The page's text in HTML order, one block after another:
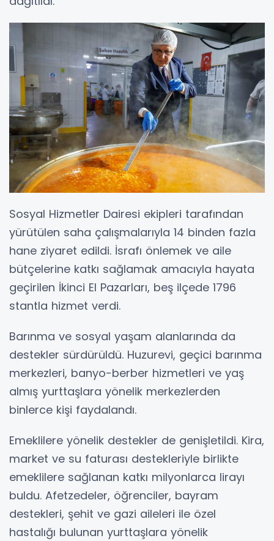
Sosyal Hizmetler Dairesi ekipleri tarafından
yürütülen saha çalışmalarıyla 14 binden fazla
hane ziyaret edildi. İsrafı önlemek ve aile
bütçelerine katkı sağlamak amacıyla hayata
geçirilen İkinci El Pazarları, beş ilçede 1796
stantla hizmet verdi.
Barınma ve sosyal yaşam alanlarında da
destekler sürdürüldü. Huzurevi, geçici barınma
merkezleri, banyo-berber hizmetleri ve yaş
almış yurttaşlara yönelik merkezlerden
binlerce kişi faydalandı.
Emeklilere yönelik destekler de genişletildi. Kira,
market ve su faturası destekleriyle birlikte
emeklilere sağlanan katkı milyonlarca lirayı
buldu. Afetzedeler, öğrenciler, bayram
destekleri, şehit ve gazi aileleri ile özel
hastalığı bulunan yurttaşlara yönelik